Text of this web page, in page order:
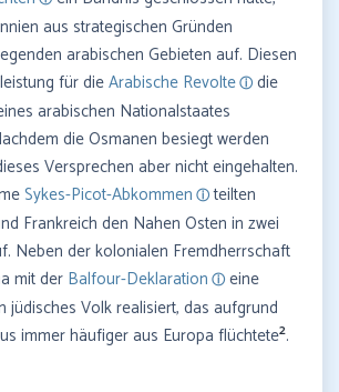
aus strategischen Gründen
arabischen Gebieten auf. Diesen
für dieArabische Revolte
die
arabischen Nationalstaates
die Osmanen besiegt werden
Versprechen aber nicht eingehalten.
Sykes-Picot-Abkommen
teilten
Frankreich den Nahen Osten in zwei
Neben der kolonialen Fremdherrschaft
mit der Balfour-Deklaration
eine
jüdisches Volk realisiert, das aufgrund
immer häufiger aus Europa flüchtete2.